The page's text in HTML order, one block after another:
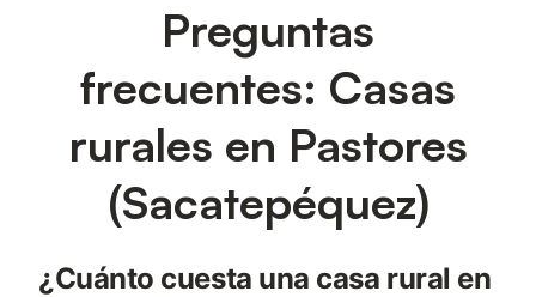
Preguntas
frecuentes: Casas
rurales en Pastores
(Sacatepéquez)
¿Cuánto cuesta una casa rural en